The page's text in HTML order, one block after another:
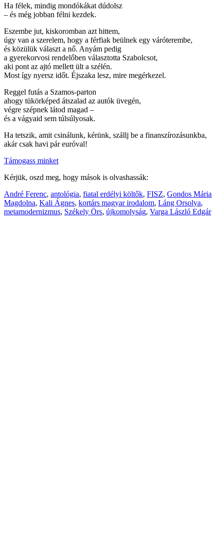
Ha félek, mindig mondókákat dúdolsz
– és még jobban félni kezdek.
Eszembe jut, kiskoromban azt hittem,
úgy van a szerelem, hogy a férfiak beülnek egy váróterembe,
és közülük választ a nő. Anyám pedig
a gyerekorvosi rendelőben választotta Szabolcsot,
aki pont az ajtó mellett ült a szélén.
Most így nyersz időt. Éjszaka lesz, mire megérkezel.
Reggel futás a Szamos-parton
ahogy tükörképed átszalad az autók üvegén,
végre szépnek látod magad –
és a vágyaid sem túlsúlyosak.
Ha tetszik, amit csinálunk, kérünk, szállj be a finanszírozásunkba,
akár csak havi pár euróval!
Támogass minket
Kérjük, oszd meg, hogy mások is olvashassák:
André Ferenc, antológia, fiatal erdélyi költők, FISZ, Gondos Mária
Magdolna, Kali Ágnes, kortárs magyar irodalom, Láng Orsolya,
metamodernizmus, Székely Örs, újkomolyság, Varga László Edgár